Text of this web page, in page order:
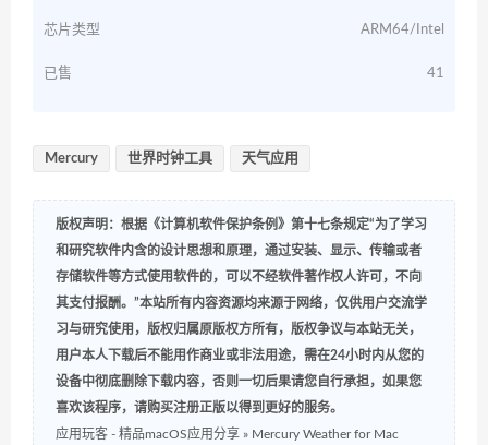
芯片类型 ARM64/Intel
已售 41
Mercury 世界时钟工具 天气应用
版权声明：根据《计算机软件保护条例》第十七条规定“为了学习
和研究软件内含的设计思想和原理，通过安装、显示、传输或者
存储软件等方式使用软件的，可以不经软件著作权人许可，不向
其支付报酬。”本站所有内容资源均来源于网络，仅供用户交流学
习与研究使用，版权归属原版权方所有，版权争议与本站无关，
用户本人下载后不能用作商业或非法用途，需在24小时内从您的
设备中彻底删除下载内容，否则一切后果请您自行承担，如果您
喜欢该程序，请购买注册正版以得到更好的服务。
应用玩客 - 精品macOS应用分享 » Mercury Weather for Mac